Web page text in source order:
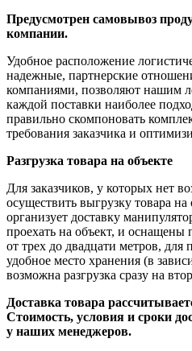
Предусмотрен самовывоз
компании.
Удобное расположение
надежные, партнерские
компаниями, позволяют нашим
каждой поставки наиболее
правильно скомпоновать
требования заказчика и
Разгрузка товара на объекте
Для заказчиков, у которых нет
осуществить выгрузку товара
организует доставку
проехать на объект, и оснащены
от трех до двадцати метров, для
удобное место хранения (в
возможна разгрузка сразу на
Доставка товара
Стоимость, условия и сроки
у наших менеджеров.